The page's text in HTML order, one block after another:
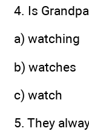
4. Is
a) watching
b) watches
c) watch
5. They